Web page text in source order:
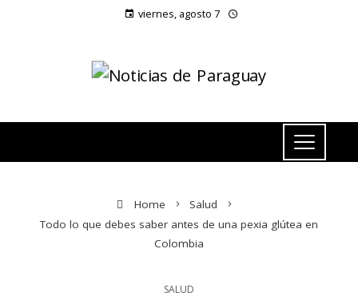
viernes, agosto 7
Home
Salud
Todo lo que debes saber antes de una pexia glútea en
Colombia
SALUD